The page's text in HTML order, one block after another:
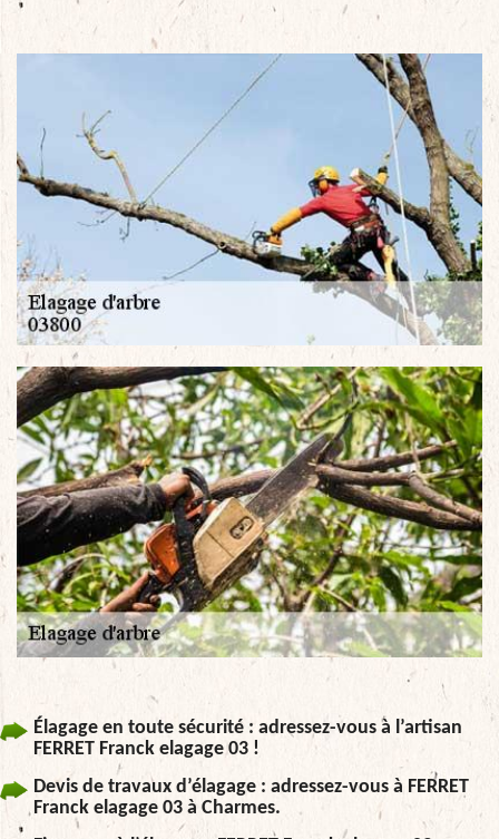
Élagage en toute sécurité : adressez-vous à l’artisan
FERRET Franck elagage 03 !
Devis de travaux d’élagage : adressez-vous à FERRET
Franck elagage 03 à Charmes.